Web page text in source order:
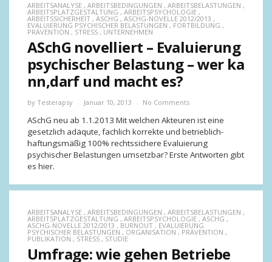
ARBEITSANALYSE , ARBEITSBEDINGUNGEN , ARBEITSBELASTUNGEN ,
ARBEITSPLATZGESTALTUNG , ARBEITSPSYCHOLOGIE ,
ARBEITSSICHERHEIT , ASCHG , ASCHG-NOVELLE 2012/2013 ,
EVALUIERUNG PSYCHISCHER BELASTUNGEN , FORTBILDUNG ,
PRÄVENTION , STRESS , UNTERNEHMEN
ASchG novelliert – Evaluierung
psychischer Belastung – wer ka
nn,darf und macht es?
by Testerapsy Januar 10, 2013 No Comments
ASchG neu ab 1.1.2013 Mit welchen Akteuren ist eine
gesetzlich adäqute, fachlich korrekte und betrieblich-
haftungsmäßig 100% rechtssichere Evaluierung
psychischer Belastungen umsetzbar? Erste Antworten gibt
es hier.
ARBEITSANALYSE , ARBEITSBEDINGUNGEN , ARBEITSBELASTUNGEN ,
ARBEITSPLATZGESTALTUNG , ARBEITSPSYCHOLOGIE , ASCHG ,
ASCHG-NOVELLE 2012/2013 , BURNOUT , EVALUIERUNG
PSYCHISCHER BELASTUNGEN , ORGANISATION , PRÄVENTION ,
PUBLIKATION , STRESS , STUDIE
Umfrage: wie gehen Betriebe